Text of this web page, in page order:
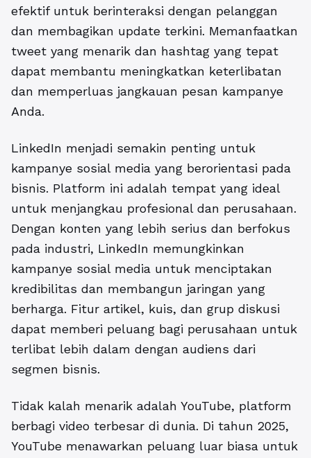
efektif untuk berinteraksi dengan pelanggan
dan membagikan update terkini. Memanfaatkan
tweet yang menarik dan hashtag yang tepat
dapat membantu meningkatkan keterlibatan
dan memperluas jangkauan pesan kampanye
Anda.
LinkedIn menjadi semakin penting untuk
kampanye sosial media yang berorientasi pada
bisnis. Platform ini adalah tempat yang ideal
untuk menjangkau profesional dan perusahaan.
Dengan konten yang lebih serius dan berfokus
pada industri, LinkedIn memungkinkan
kampanye sosial media untuk menciptakan
kredibilitas dan membangun jaringan yang
berharga. Fitur artikel, kuis, dan grup diskusi
dapat memberi peluang bagi perusahaan untuk
terlibat lebih dalam dengan audiens dari
segmen bisnis.
Tidak kalah menarik adalah YouTube, platform
berbagi video terbesar di dunia. Di tahun 2025,
YouTube menawarkan peluang luar biasa untuk